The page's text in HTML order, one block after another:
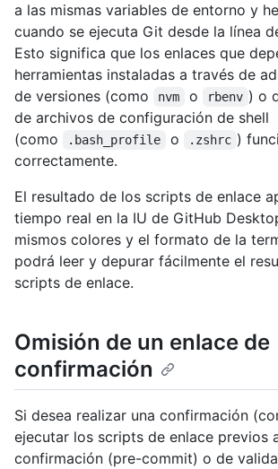
a las mismas variables de entorno y
cuando se ejecuta Git desde la línea
Esto significa que los enlaces que
herramientas instaladas a través de
de versiones (como
nvm o rbenv ) o
de archivos de configuración de shell
(como
.bash_profile o .zshrc )
correctamente.
El resultado de los scripts de enlace
tiempo real en la IU de GitHub
mismos colores y el formato de la
podrá leer y depurar fácilmente el
scripts de enlace.
Omisión de un enlace de
confirmación
Si desea realizar una confirmación
ejecutar los scripts de enlace previos
confirmación (pre-commit) o de